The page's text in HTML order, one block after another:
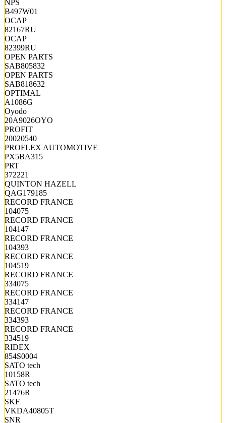
NPS
B497W01
OCAP
82167RU
OCAP
82399RU
OPEN PARTS
SAB805832
OPEN PARTS
SAB818632
OPTIMAL
A1086G
Oyodo
20A9026OYO
PROFIT
20020540
PROFLEX AUTOMOTIVE
PX5BA315
PRT
372221
QUINTON HAZELL
QAG179185
RECORD FRANCE
104075
RECORD FRANCE
104147
RECORD FRANCE
104393
RECORD FRANCE
104519
RECORD FRANCE
334075
RECORD FRANCE
334147
RECORD FRANCE
334393
RECORD FRANCE
334519
RIDEX
854S0004
SATO tech
10158R
SATO tech
21476R
SKF
VKDA40805T
SNR